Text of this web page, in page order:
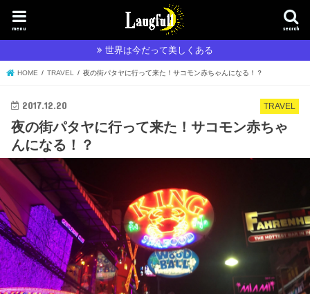
search
menu
世界は今だって美しくある
HOME TRAVEL 夜の街パタヤに行って来た！サコモン赤ちゃんになる！？
TRAVEL
2017.12.20
夜の街パタヤに行って来た！サコモン赤ちゃ
んになる！？